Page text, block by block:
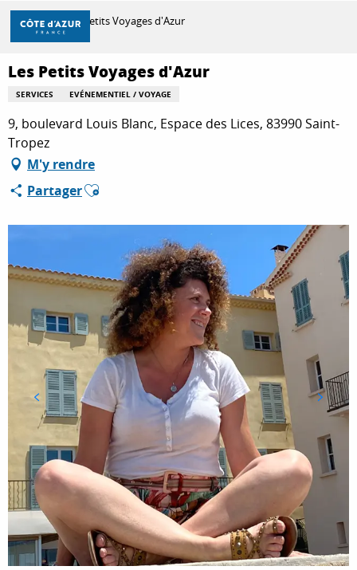
Aller
contenu
principal
DÉCOUVRIR
À FAIRE
SÉJOURNER
Accueil Les Petits Voyages d'Azur
Les Petits Voyages d'Azur
SERVICES EVÉNEMENTIEL / VOYAGE
9, boulevard Louis Blanc, Espace des Lices, 83990 Saint-
Tropez
M'y rendre
PartagerAjouter aux favoris